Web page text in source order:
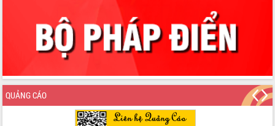
Bệnh án điện tử thúc đẩy chuyển đổi
số y tế tại Đắk Lắk
Chuyển đổi số thư viện: Mở rộng
không gian tri thức trong thời đại số
Đánh giá, rút kinh nghiệm công tác tổ
chức diễn tập trước ngày bầu cử
Chương trình “Gặp gỡ hữu nghị –
Friendship Meeting New Year 2026”
QUẢNG CÁO